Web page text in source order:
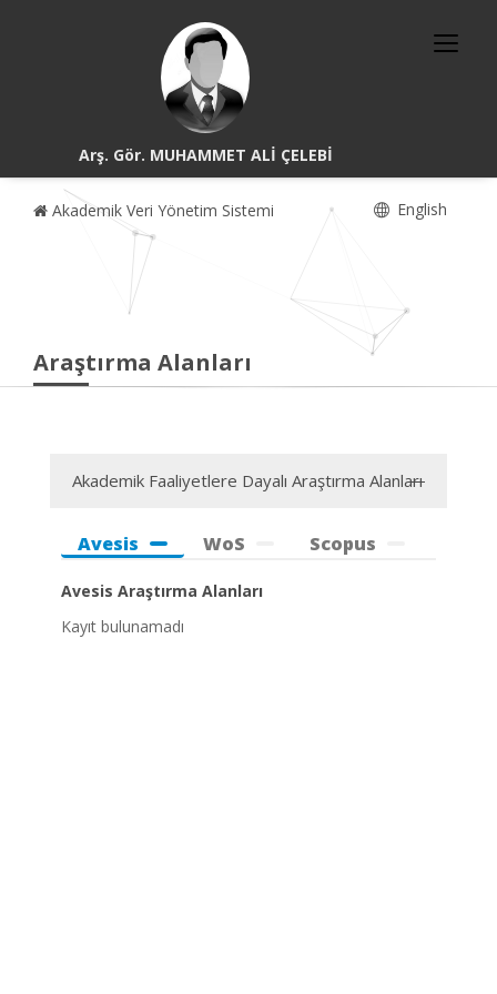
Arş. Gör. MUHAMMET ALİ ÇELEBİ
Akademik Veri Yönetim Sistemi English
Araştırma Alanları
Akademik Faaliyetlere Dayalı Araştırma Alanları
Avesis WoS Scopus
Avesis Araştırma Alanları
Kayıt bulunamadı